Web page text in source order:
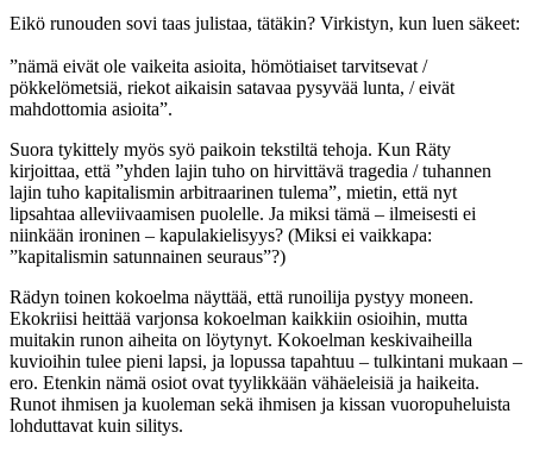
Eikö runouden sovi taas julistaa, tätäkin? Virkistyn, kun luen säkeet:
”nämä eivät ole vaikeita asioita, hömötiaiset tarvitsevat /
pökkelömetsiä, riekot aikaisin satavaa pysyvää lunta, / eivät
mahdottomia asioita”.
Suora tykittely myös syö paikoin tekstiltä tehoja. Kun Räty
kirjoittaa, että ”yhden lajin tuho on hirvittävä tragedia / tuhannen
lajin tuho kapitalismin arbitraarinen tulema”, mietin, että nyt
lipsahtaa alleviivaamisen puolelle. Ja miksi tämä – ilmeisesti ei
niinkään ironinen – kapulakielisyys? (Miksi ei vaikkapa:
”kapitalismin satunnainen seuraus”?)
Rädyn toinen kokoelma näyttää, että runoilija pystyy moneen.
Ekokriisi heittää varjonsa kokoelman kaikkiin osioihin, mutta
muitakin runon aiheita on löytynyt. Kokoelman keskivaiheilla
kuvioihin tulee pieni lapsi, ja lopussa tapahtuu – tulkintani mukaan –
ero. Etenkin nämä osiot ovat tyylikkään vähäeleisiä ja haikeita.
Runot ihmisen ja kuoleman sekä ihmisen ja kissan vuoropuheluista
lohduttavat kuin silitys.